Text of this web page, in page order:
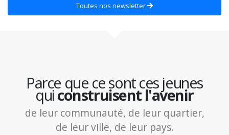
Toutes nos newsletter
Parce que ce sont ces jeunes
quiconstruisent l'avenir
de leur communauté, de leur quartier,
de leur ville, de leur pays.